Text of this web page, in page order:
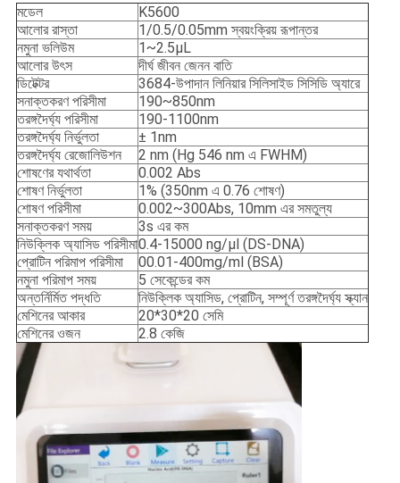
মডেল
K5600
আলোর রাস্তা
1/0.5/0.05mm স্বয়ংক্রিয় রূপান্তর
নমুনা ভলিউম
1~2.5μL
আলোর উৎস
দীর্ঘ জীবন জেনন বাতি
ডিটেক্টর
3684-উপাদান লিনিয়ার সিলিসাইড সিসিডি অ্যারে
সনাক্তকরণ পরিসীমা
190~850nm
তরঙ্গদৈর্ঘ্য পরিসীমা
190-1100nm
তরঙ্গদৈর্ঘ্য নির্ভুলতা
± 1nm
তরঙ্গদৈর্ঘ্য রেজোলিউশন
2 nm (Hg 546 nm এ FWHM)
শোষণের যথার্থতা
0.002 Abs
শোষণ নির্ভুলতা
1% (350nm এ 0.76 শোষণ)
শোষণ পরিসীমা
0.002~300Abs, 10mm এর সমতুল্য
সনাক্তকরণ সময়
3s এর কম
নিউক্লিক অ্যাসিড পরিসীমা0.4-15000 ng/μl (DS-DNA)
প্রোটিন পরিমাপ পরিসীমা
00.01-400mg/ml (BSA)
নমুনা পরিমাপ সময়
5 সেকেন্ডের কম
অন্তর্নির্মিত পদ্ধতি
নিউক্লিক অ্যাসিড, প্রোটিন, সম্পূর্ণ তরঙ্গদৈর্ঘ্য স্ক্যান
মেশিনের আকার
20*30*20 সেমি
মেশিনের ওজন
2.8 কেজি